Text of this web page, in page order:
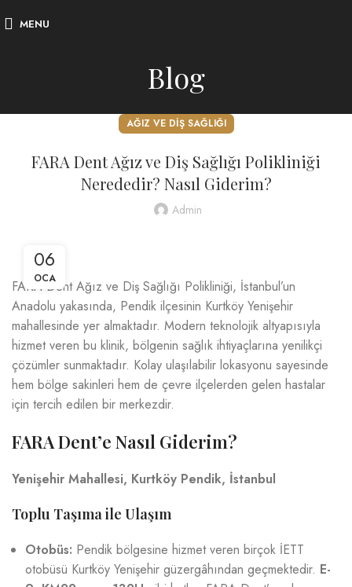
MENU
Blog
AĞIZ VE DIŞ SAĞLIĞI
FARA Dent Ağız ve Diş Sağlığı Polikliniği
Nerededir? Nasıl Giderim?
Admin
06
OCA
FARA Dent Ağız ve Diş Sağlığı Polikliniği, İstanbul’un
Anadolu yakasında, Pendik ilçesinin Kurtköy Yenişehir
mahallesinde yer almaktadır. Modern teknolojik altyapısıyla
hizmet veren bu klinik, bölgenin sağlık ihtiyaçlarına yenilikçi
çözümler sunmaktadır. Kolay ulaşılabilir lokasyonu sayesinde
hem bölge sakinleri hem de çevre ilçelerden gelen hastalar
için tercih edilen bir merkezdir.
FARA Dent’e Nasıl Giderim?
Yenişehir Mahallesi, Kurtköy Pendik, İstanbul
Toplu Taşıma ile Ulaşım
Otobüs: Pendik bölgesine hizmet veren birçok İETT
otobüsü Kurtköy Yenişehir güzergâhından geçmektedir. E-